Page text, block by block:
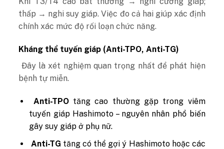
thấp → nghi suy giáp. Việc đo cả hai giúp xác định
chính xác mức độ rối loạn chức năng.
Kháng thể tuyến giáp (Anti-TPO, Anti-TG)
Đây là xét nghiệm quan trọng nhất để phát hiện
bệnh tự miễn.
Anti-TPOtăng cao thường gặp trong viêm
tuyến giáp Hashimoto – nguyên nhân phổ biến
gây suy giáp ở phụ nữ.
Anti-TG tăng có thể gợi ý Hashimoto hoặc các